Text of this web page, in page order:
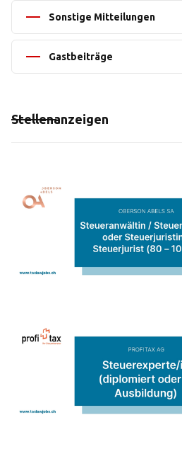
Sonstige Mitteilungen
Gastbeiträge
Stellenanzeigen